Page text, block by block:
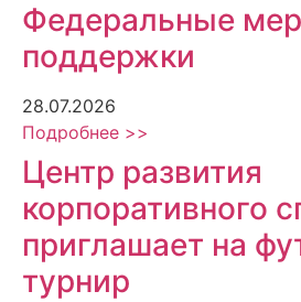
Федеральные
поддержки
28.07.2026
Подробнее >>
Центр развития
корпоративного
приглашает на
турнир